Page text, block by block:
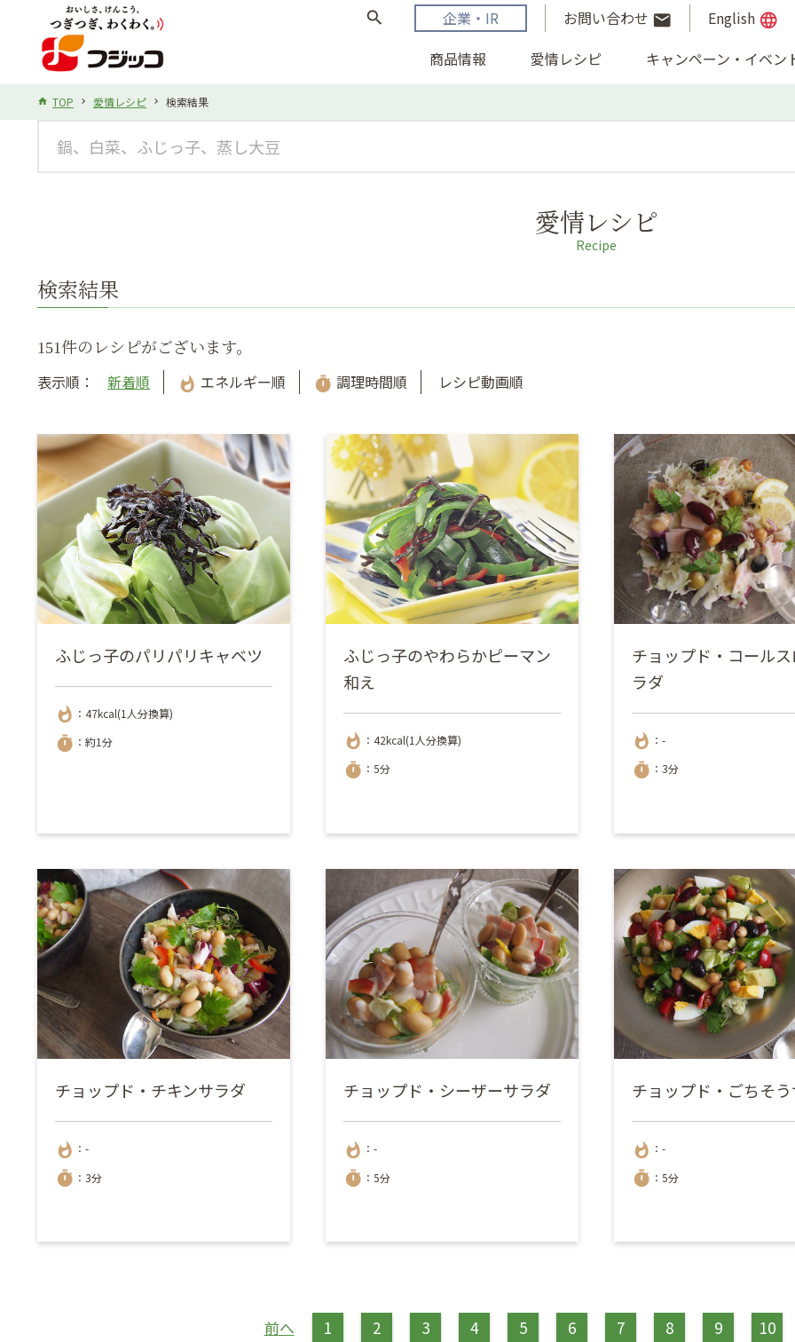
商品情報 愛情レシピ キャンペーン・イベン
search 企業・IR お問い合わせ email English language
TOP 愛情レシピ 検索結果
愛情レシピ
Recipe
検索結果
151件のレシピがございます。
表示順： 新着順 whatshot エネルギー順 timer 調理時間順 レシピ動画順
ふじっ子のパリパリキャベツ
whatshot ：47kcal(1人分換算)
timer ：約1分
ふじっ子のやわらかピーマン
和え
whatshot ：42kcal(1人分換算)
timer ：5分
チョップド・コール
ラダ
whatshot ：-
timer ：3分
チョップド・チキンサラダ
whatshot ：-
timer ：3分
チョップド・シーザーサラダ
whatshot ：-
timer ：5分
チョップド・ごちそ
whatshot ：-
timer ：5分
前へ 1 2 3 4 5 6 7 8 9 10